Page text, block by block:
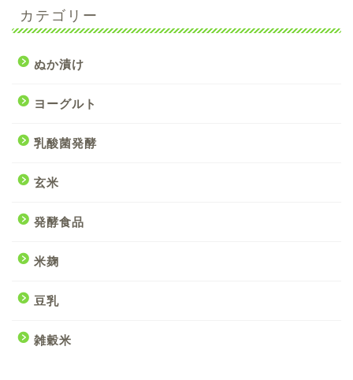
カテゴリー
ぬか漬け
ヨーグルト
乳酸菌発酵
玄米
発酵食品
米麹
豆乳
雑穀米